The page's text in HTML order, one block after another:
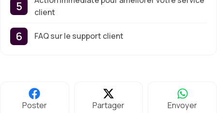
client
FAQ sur le support client
Poster Partager Envoyer